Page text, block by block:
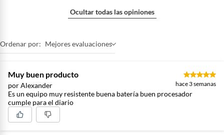
Sistema operativo
específico
Android 15
Ocultar todas las opiniones
Ordenar por: Mejores evaluaciones
Muy buen producto
por Alexander hace 3 semanas
Es un equipo muy resistente buena batería buen procesador
cumple para el diario